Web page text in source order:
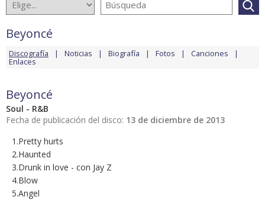
Beyoncé
Discografía Noticias Biografía Fotos Canciones
Enlaces
Beyoncé
Soul - R&B
Fecha de publicación del disco: 13 de diciembre de 2013
1.Pretty hurts
2.Haunted
3.Drunk in love - con Jay Z
4.Blow
5.Angel